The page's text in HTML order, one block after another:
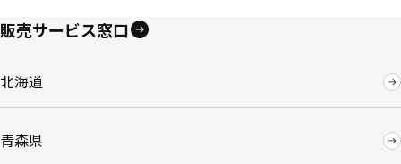
販売サービス窓口
北海道
青森県